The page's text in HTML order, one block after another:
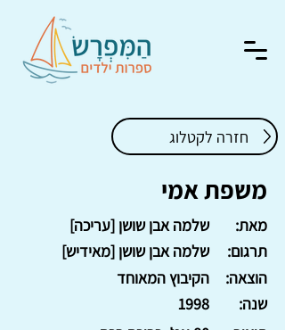
חזרה לקטלוג
משפת אמי
שלמה אבן שושן [עריכה]
מאת:
שלמה אבן שושן [מאידיש]
תרגום:
הקיבוץ המאוחד
הוצאה:
1998
שנה: